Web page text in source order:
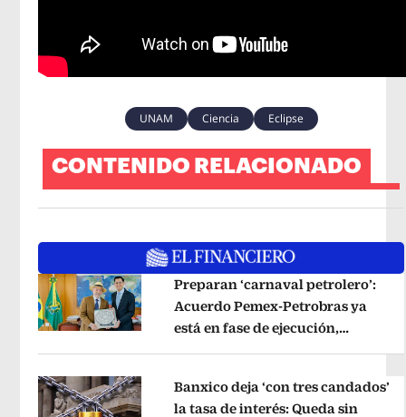
UNAM Ciencia Eclipse
CONTENIDO RELACIONADO
Preparan ‘carnaval petrolero’:
Acuerdo Pemex-Petrobras ya
está en fase de ejecución,
Banxico deja ‘con tres candados’
la tasa de interés: Queda sin